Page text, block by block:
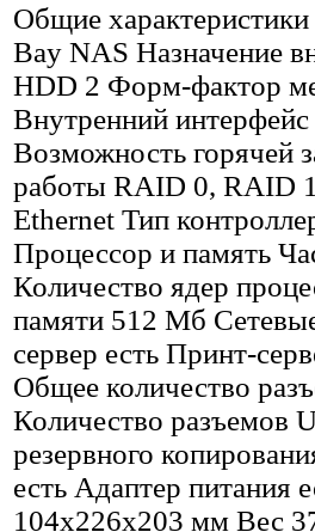
Общие
Bay NAS Назначение
HDD 2 Форм-фактор
Внутренний
Возможность горячей
работы RAID 0, RAID
Ethernet Тип
Процессор и память
Количество ядер
памяти 512 Мб
сервер есть Принт-
Общее количество
Количество разъемов
резервного
есть Адаптер
104x226x203 мм Вес